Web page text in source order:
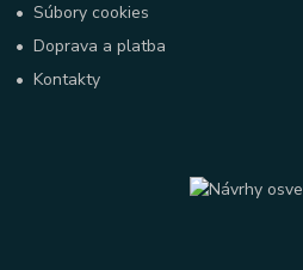
•Súbory cookies
•Doprava a platba
•Kontakty